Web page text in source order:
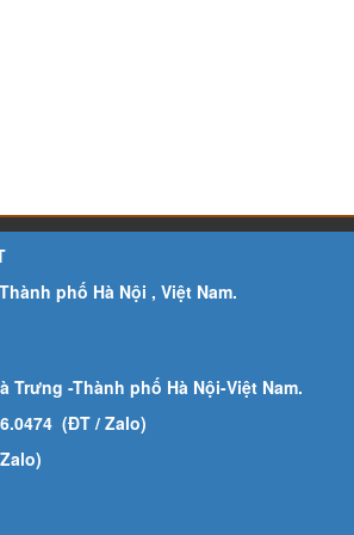
phố Hà Nội , Việt Nam.
Trưng -Thành phố Hà Nội-Việt Nam.
(ĐT / Zalo)